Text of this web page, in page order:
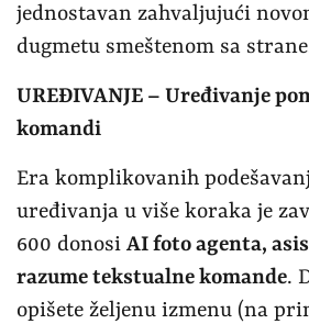
jednostavan zahvaljujući
dugmetu smeštenom sa
UREĐIVANJE – Uređivanje
komandi
Era komplikovanih
uređivanja u više koraka je
600 donosi AI foto agenta,
razume tekstualne komande.
opišete željenu izmenu (na